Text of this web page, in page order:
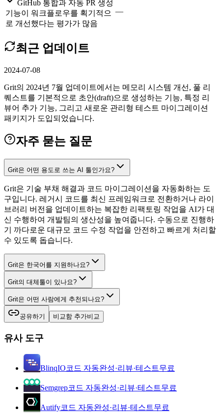
GitHub 통합과 자동 PR 생성
기능이 워크플로우를 획기적으
로 개선했다는 평가가 많음
—
최근 업데이트
2024-07-08
Grit의 2024년 7월 업데이트에서는 메모리 시스템 개선, 풀 리
퀘스트를 기본적으로 초안(draft)으로 생성하는 기능, 특정 리
뷰어 추가 기능, 그리고 새로운 관리형 테스트 마이그레이션
패키지가 도입되었습니다.
자주 묻는 질문
Grit은 어떤 용도로 쓰는 AI 툴인가요?
Grit은 기술 부채 해결과 코드 마이그레이션을 자동화하는 도
구입니다. 레거시 코드를 최신 프레임워크로 전환하거나 라이
브러리 버전을 업데이트하는 복잡한 리팩토링 작업을 AI가 대
신 수행하여 개발팀의 생산성을 높여줍니다. 수동으로 진행하
기 까다로운 대규모 코드 수정 작업을 안전하고 빠르게 처리할
수 있도록 돕습니다.
Grit은 한국어를 지원하나요?
Grit의 대체툴이 있나요?
Grit은 어떤 사람에게 추천되나요?
공유하기 비교함 추가비교
유사 도구
BlinqIO코드 자동완성·리뷰·테스트무료
Semgrep코드 자동완성·리뷰·테스트무료
Autify코드 자동완성·리뷰·테스트무료